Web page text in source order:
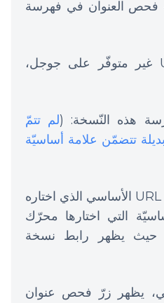
العنوان في فهرسة
- يظهر أنّ عنوان URL غير متوفّر على جوجل،
هذه النّسخة: (لم تتمّ
تتضمّن علامة أساسيّة
- يظهر في قسم "عنوان URL الأساسي الذي اختاره
التي اختارها محرّك
حيث يظهر رابط نسخة
يظهر زرّ فحص عنوان